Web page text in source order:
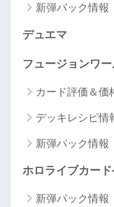
新弾パック情報
デュエマ
フュージョンワー
カード評価＆価
デッキレシピ情
新弾パック情報
ホロライブカード
新弾パック情報